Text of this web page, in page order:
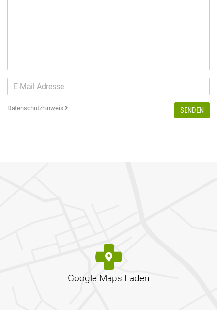
Datenschutzhinweis SENDEN
Google Maps Laden